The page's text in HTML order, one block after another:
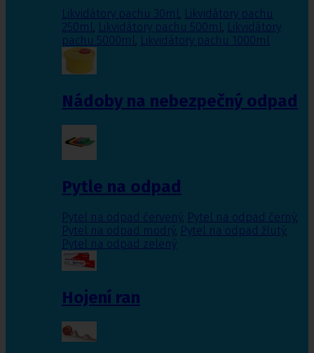
Likvidátory pachu 30ml, Likvidátory pachu
250ml, Likvidátory pachu 500ml, Likvidátory
pachu 5000ml, Likvidátory pachu 1000ml
Nádoby na nebezpečný odpad
Pytle na odpad
Pytel na odpad červený, Pytel na odpad černý,
Pytel na odpad modrý, Pytel na odpad žlutý,
Pytel na odpad zelený
Hojení ran